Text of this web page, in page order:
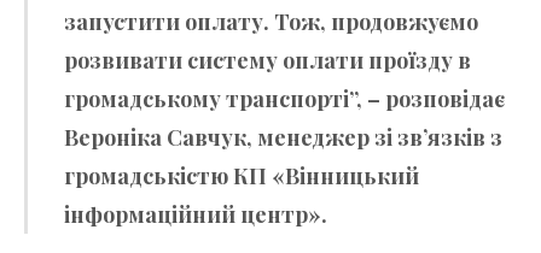
запустити оплату. Тож, продовжуємо
розвивати систему оплати проїзду в
громадському транспорті”, – розповідає
Вероніка Савчук, менеджер зі звʼязків з
громадськістю КП «Вінницький
інформаційний центр».